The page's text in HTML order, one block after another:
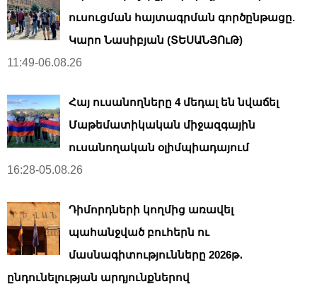
ուսուցման հայտագրման գործընթացը.
Կարո Նասիբյան (ՏԵՍԱՆՅՈւԹ)
11:49-06.08.26
Հայ ուսանողները 4 մեդալ են նվաճել
Մաթեմատիկական միջազգային
ուսանողական օլիմպիադայում
16:28-05.08.26
Դիմորդների կողմից առավել
պահանջված բուհերն ու
մասնագիտությունները 2026թ․
ընդունելության արդյունքներով